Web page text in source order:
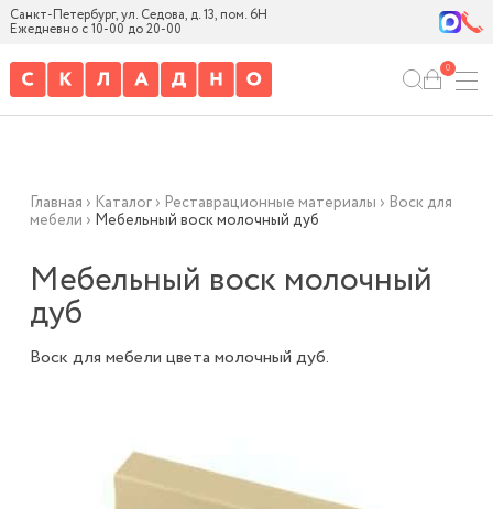
Санкт-Петербург, ул. Седова, д. 13, пом. 6Н
Ежедневно с 10-00 до 20-00
0
Главная › Каталог› Реставрационные материалы › Воск для
мебели › Мебельный воск молочный дуб
Мебельный воск молочный
дуб
Воск для мебели цвета молочный дуб.